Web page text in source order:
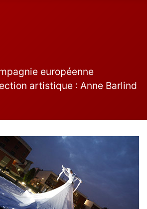
européenne
artistique : Anne Barlind